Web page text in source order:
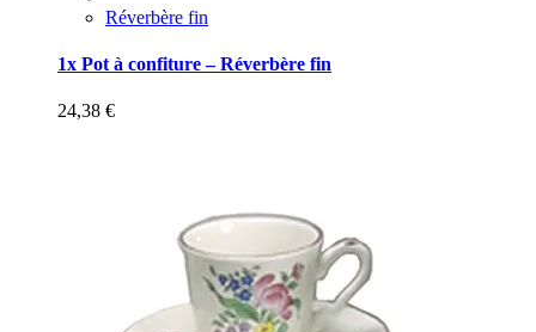
Réverbère fin
1x Pot à confiture – Réverbère fin
24,38 €